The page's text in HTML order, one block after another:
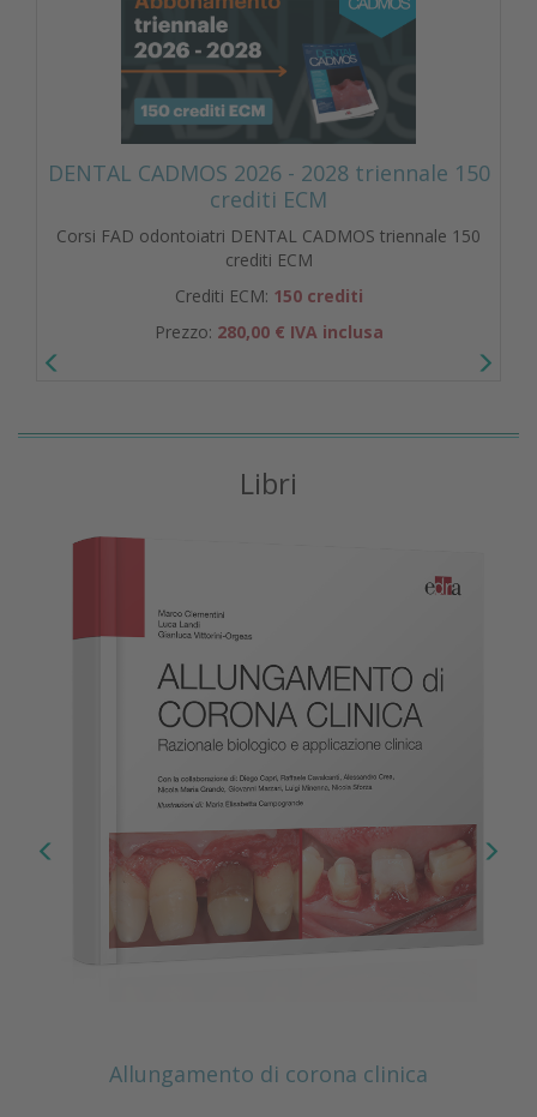
DENTAL CADMOS 2026 - 2028 triennale 150
crediti ECM
Corsi FAD odontoiatri DENTAL CADMOS triennale 150
crediti ECM
Crediti ECM: 150 crediti
Prezzo: 280,00 € IVA inclusa
Libri
Allungamento di corona clinica